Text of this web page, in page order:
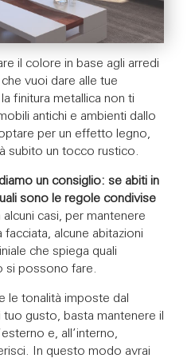
il colore in base agli arredi
vuoi dare alle tue
finitura metallica non ti
antichi e ambienti dallo
per un effetto legno,
subito un tocco rustico.
un consiglio: se abiti in
sono le regole condivise
alcuni casi, per mantenere
alcune abitazioni
che spiega quali
si possono fare.
le tonalità imposte dal
gusto, basta mantenere il
e, all’interno,
In questo modo avrai